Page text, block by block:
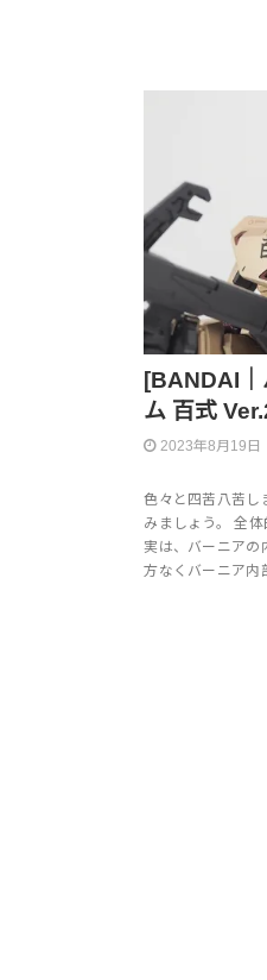
[BANDAI｜
ム 百式
2023年8月19日
色々と四苦八苦し
みましょう。 全
実は、バーニアの
方なくバーニア内